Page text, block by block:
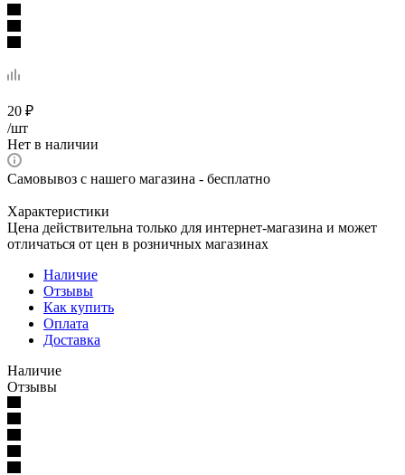
20 ₽
/шт
Нет в наличии
Самовывоз с нашего магазина - бесплатно
Характеристики
Цена действительна только для интернет-магазина и может
отличаться от цен в розничных магазинах
Наличие
Отзывы
Как купить
Оплата
Доставка
Наличие
Отзывы